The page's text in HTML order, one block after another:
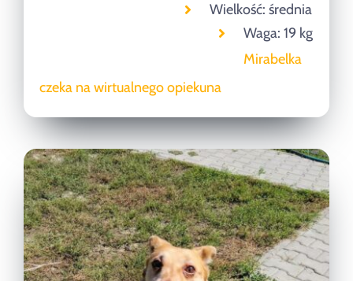
Wielkość: średnia
Waga: 19 kg
Mirabelka
czeka na wirtualnego opiekuna